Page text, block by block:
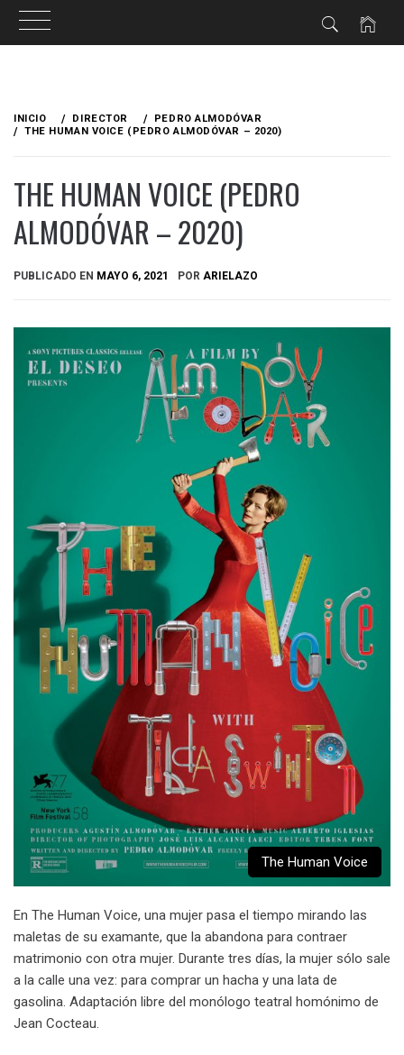
contenido
INICIO DIRECTOR
PEDRO ALMODÓVAR
THE HUMAN VOICE (PEDRO ALMODÓVAR – 2020)
THE HUMAN VOICE (PEDRO
ALMODÓVAR – 2020)
PUBLICADO EN MAYO 6, 2021 POR ARIELAZO
The Human Voice
En The Human Voice, una mujer pasa el tiempo mirando las
maletas de su examante, que la abandona para contraer
matrimonio con otra mujer. Durante tres días, la mujer sólo sale
a la calle una vez: para comprar un hacha y una lata de
gasolina. Adaptación libre del monólogo teatral homónimo de
Jean Cocteau.